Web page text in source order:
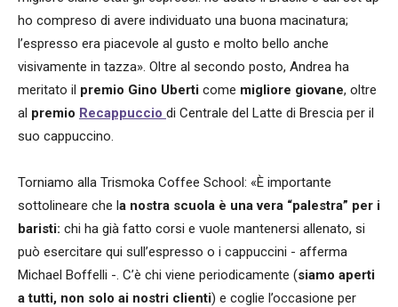
ho compreso di avere individuato una buona macinatura;
l’espresso era piacevole al gusto e molto bello anche
visivamente in tazza». Oltre al secondo posto, Andrea ha
meritato il premio Gino Uberti come migliore giovane, oltre
al premio Recappuccio di Centrale del Latte di Brescia per il
suo cappuccino.
Torniamo alla Trismoka Coffee School: «È importante
sottolineare che la nostra scuola è una vera “palestra” per i
baristi: chi ha già fatto corsi e vuole mantenersi allenato, si
può esercitare qui sull’espresso o i cappuccini - afferma
Michael Boffelli -. C’è chi viene periodicamente (siamo aperti
a tutti, non solo ai nostri clienti) e coglie l’occasione per